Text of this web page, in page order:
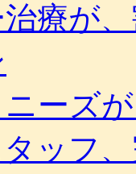
ヘ
ア
リ
ラ
ゼ
ー
療が
ーズ
ッフ